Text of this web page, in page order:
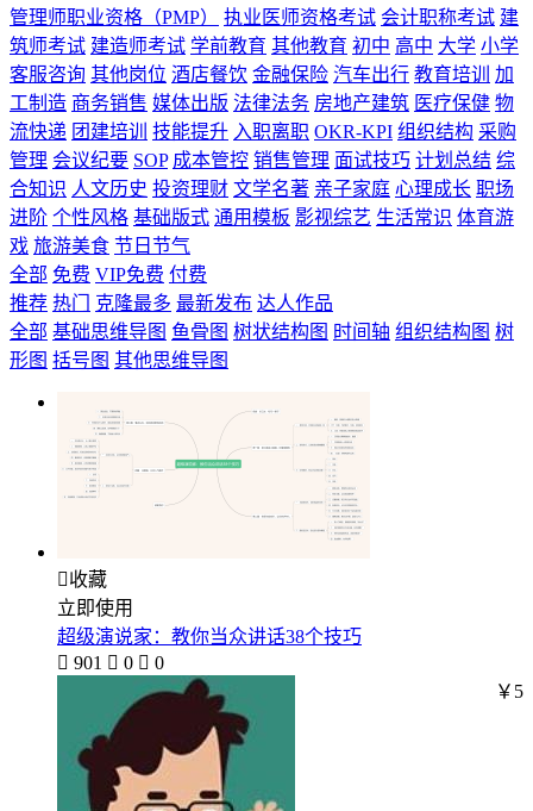
管理师职业资格（PMP）
执业医师资格考试 会计职称考试 建
筑师考试 建造师考试 学前教育 其他教育 初中 高中 大学 小学
客服咨询 其他岗位 酒店餐饮 金融保险 汽车出行 教育培训
加
工制造 商务销售 媒体出版 法律法务 房地产建筑 医疗保健 物
流快递 团建培训 技能提升 入职离职 OKR-KPI 组织结构 采购
管理 会议纪要 SOP 成本管控 销售管理 面试技巧 计划总结 综
合知识 人文历史 投资理财 文学名著 亲子家庭 心理成长 职场
进阶 个性风格 基础版式 通用模板 影视综艺 生活常识 体育游
戏 旅游美食 节日节气
全部 免费 VIP免费 付费
推荐 热门 克隆最多 最新发布 达人作品
全部 基础思维导图 鱼骨图 树状结构图 时间轴 组织结构图 树
形图 括号图 其他思维导图
收藏
立即使用
超级演说家：教你当众讲话38个技巧
 901  0  0
￥5